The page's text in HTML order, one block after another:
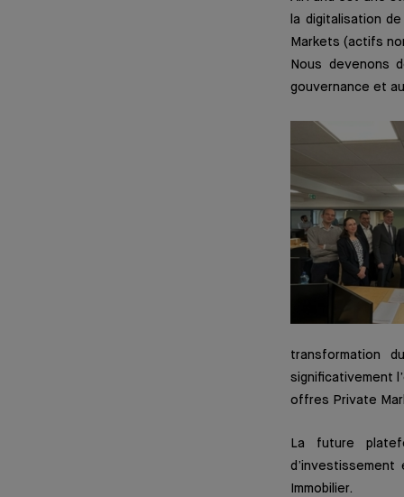
la digitalisation
Markets (actifs
Nous devenons
gouvernance et
transformation
significativement
offres Private
La future
Immobilier.